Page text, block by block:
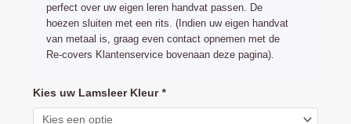
perfect over uw eigen leren handvat passen. De
hoezen sluiten met een rits. (Indien uw eigen handvat
van metaal is, graag even contact opnemen met de
Re-covers Klantenservice bovenaan deze pagina).
Kies uw Lamsleer Kleur *
Britax
Romer